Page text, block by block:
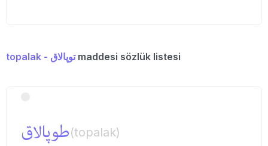
topalak - توپالاقmaddesi sözlük listesi
طوپالاق(topalak)